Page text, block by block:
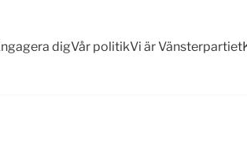
digVår politikVi är Vänsterpartiet